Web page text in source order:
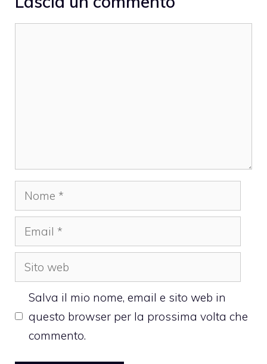
Nome
Email
Sito
web
Salva il mio nome, email e sito web in
questo browser per la prossima volta che
commento.